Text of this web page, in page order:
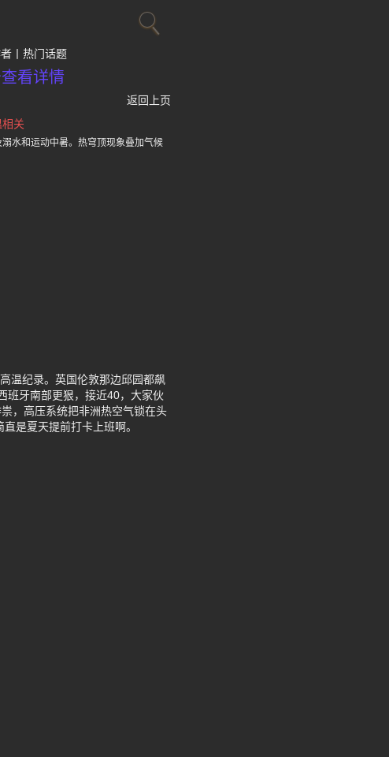
热门话题
看详情
返回上页
关
水和运动中暑。热穹顶现象叠加气候
温纪录。英国伦敦那边邱园都飙
班牙南部更狠，接近40，大家伙
，高压系统把非洲热空气锁在头
是夏天提前打卡上班啊。